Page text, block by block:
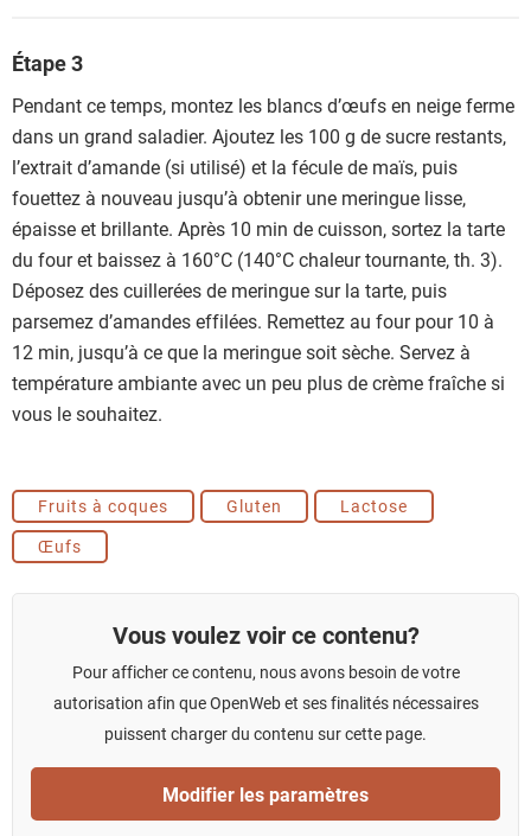
Étape 3
Pendant ce temps, montez les blancs d’œufs en neige ferme
dans un grand saladier. Ajoutez les 100 g de sucre restants,
l’extrait d’amande (si utilisé) et la fécule de maïs, puis
fouettez à nouveau jusqu’à obtenir une meringue lisse,
épaisse et brillante. Après 10 min de cuisson, sortez la tarte
du four et baissez à 160°C (140°C chaleur tournante, th. 3).
Déposez des cuillerées de meringue sur la tarte, puis
parsemez d’amandes effilées. Remettez au four pour 10 à
12 min, jusqu’à ce que la meringue soit sèche. Servez à
température ambiante avec un peu plus de crème fraîche si
vous le souhaitez.
Fruits à coques Gluten
Lactose
Œufs
Vous voulez voir ce contenu?
Pour afficher ce contenu, nous avons besoin de votre
autorisation afin que OpenWeb et ses finalités nécessaires
puissent charger du contenu sur cette page.
Modifier les paramètres